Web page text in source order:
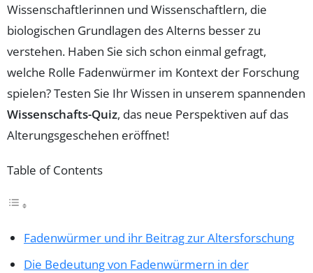
Wissenschaftlerinnen und Wissenschaftlern, die
biologischen Grundlagen des Alterns besser zu
verstehen. Haben Sie sich schon einmal gefragt,
welche Rolle Fadenwürmer im Kontext der Forschung
spielen? Testen Sie Ihr Wissen in unserem spannenden
Wissenschafts-Quiz, das neue Perspektiven auf das
Alterungsgeschehen eröffnet!
Table of Contents
Fadenwürmer und ihr Beitrag zur Altersforschung
Die Bedeutung von Fadenwürmern in der